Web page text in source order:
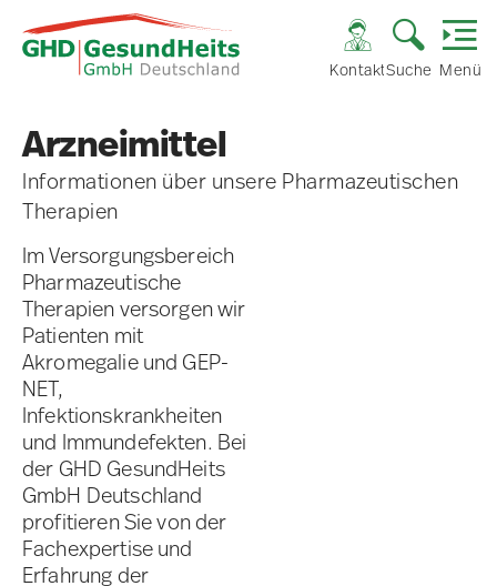
KontaktSuche Menü
Arzneimittel
Informationen über unsere Pharmazeutischen
Therapien
Im Versorgungsbereich
Pharmazeutische
Therapien versorgen wir
Patienten mit
Akromegalie und GEP-
NET,
Infektionskrankheiten
und Immundefekten. Bei
der GHD GesundHeits
GmbH Deutschland
profitieren Sie von der
Fachexpertise und
Erfahrung der